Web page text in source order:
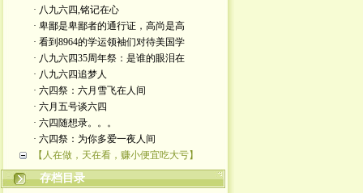
· 八九六四,铭记在心
· 卑鄙是卑鄙者的通行证，高尚是高
· 看到8964的学运领袖们对待美国学
· 八九六四35周年祭：是谁的眼泪在
· 八九六四追梦人
· 六四祭：六月雪飞在人间
· 六月五号谈六四
· 六四随想录。。。
· 六四祭：为你多爱一夜人间
【人在做，天在看，赚小便宜吃大亏】
存档目录